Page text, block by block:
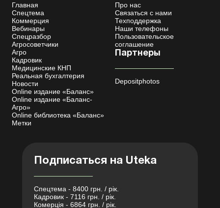
Главная
Спецтема
Коммерция
Вебинары
Спецразбор
Агросоветчики
Агро
Кадровик
Медицинские КНП
Реальная бухгалтерия
Новости
Online издание «Баланс»
Online издание «Баланс-
Агро»
Online библиотека «Баланс»
Метки
Про нас
Связаться с нами
Техподдержка
Наши телефоны
Пользовательское
соглашение
Партнеры
Depositphotos
Подписаться на Uteka
Спецтема - 8400 грн. / рік.
Кадровик - 7116 грн. / рік.
Комерція - 6864 грн. / рік.